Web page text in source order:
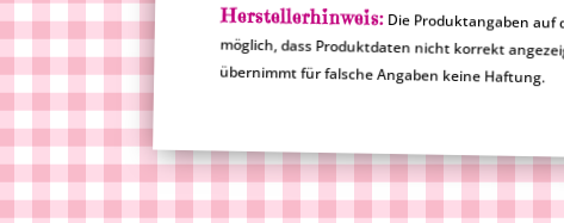
Herstellerhinweis:Die Produktangaben auf
möglich, dass Produktdaten
übernimmt für falsche Angaben keine Haftung.